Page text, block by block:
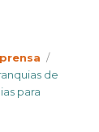
de
para